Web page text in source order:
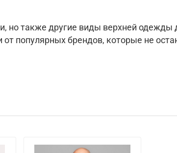
но также другие виды верхней
популярных брендов, которые не